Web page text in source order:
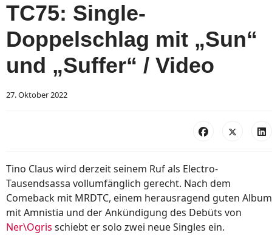
TC75: Single-
Doppelschlag mit „Sun“
und „Suffer“ / Video
27. Oktober 2022
Tino Claus wird derzeit seinem Ruf als Electro-
Tausendsassa vollumfänglich gerecht. Nach dem
Comeback mit MRDTC, einem herausragend guten Album
mit Amnistia und der Ankündigung des Debüts von
Ner\Ogris schiebt er solo zwei neue Singles ein.